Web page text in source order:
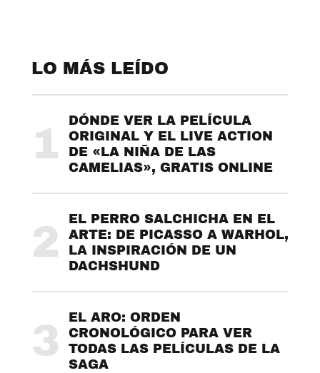
LO MÁS LEÍDO
1
DÓNDE VER LA PELÍCULA
ORIGINAL Y EL LIVE ACTION
DE «LA NIÑA DE LAS
CAMELIAS», GRATIS ONLINE
2
EL PERRO SALCHICHA EN EL
ARTE: DE PICASSO A WARHOL,
LA INSPIRACIÓN DE UN
DACHSHUND
3
EL ARO: ORDEN
CRONOLÓGICO PARA VER
TODAS LAS PELÍCULAS DE LA
SAGA